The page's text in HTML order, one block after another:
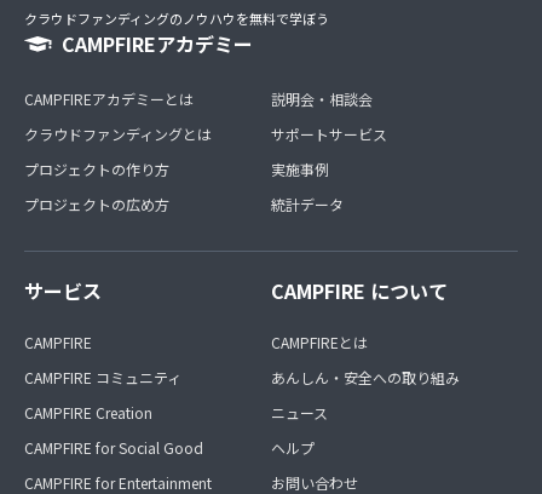
クラウドファンディングのノウハウを無料で学ぼう
CAMPFIREアカデミー
CAMPFIREアカデミーとは
クラウドファンディングとは
プロジェクトの作り方
プロジェクトの広め方
説明会・相談会
サポートサービス
実施事例
統計データ
サービス
CAMPFIRE
CAMPFIRE コミュニティ
CAMPFIRE Creation
CAMPFIRE for Social Good
CAMPFIRE for Entertainment
CAMPFIRE について
CAMPFIREとは
あんしん・安全への取り組み
ニュース
ヘルプ
お問い合わせ